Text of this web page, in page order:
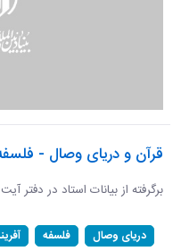
قرآن و دریای وصال -
برگرفته از بیانات استاد در دفتر آیت
دریای وصال فلسفه